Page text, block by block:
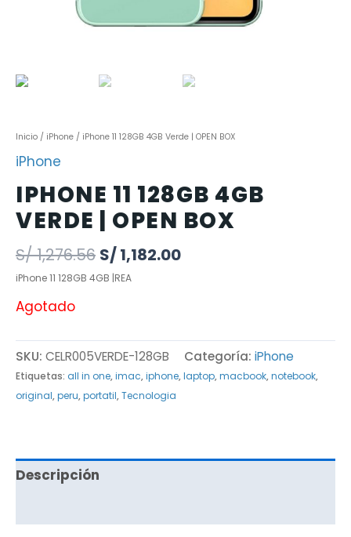
Inicio / iPhone / iPhone 11 128GB 4GB Verde | OPEN BOX
iPhone
IPHONE 11 128GB 4GB
VERDE | OPEN BOX
S/1,276.56 S/1,182.00
iPhone 11 128GB 4GB |REA
Agotado
SKU: CELR005VERDE-128GB Categoría: iPhone
Etiquetas: all in one,imac,iphone,laptop,macbook,notebook,
original,peru,portatil,Tecnologia
Descripción